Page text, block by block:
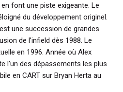
font une piste exigeante. Le
du développement originel.
une succession de grandes
de l'infield dès 1988. Le
en 1996. Année où Alex
l'un des dépassements les plus
en CART sur Bryan Herta au